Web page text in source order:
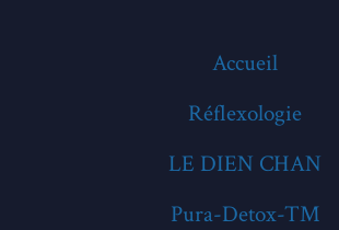
Accueil
Réflexologie
LE DIEN CHAN
Pura-Detox-TM